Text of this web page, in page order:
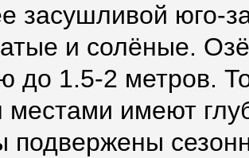
засушливой юго-
и солёные.
до 1.5-2 метров.
местами имеют
подвержены